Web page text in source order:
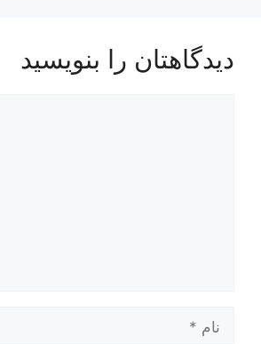
دیدگاهتان را بنویسید